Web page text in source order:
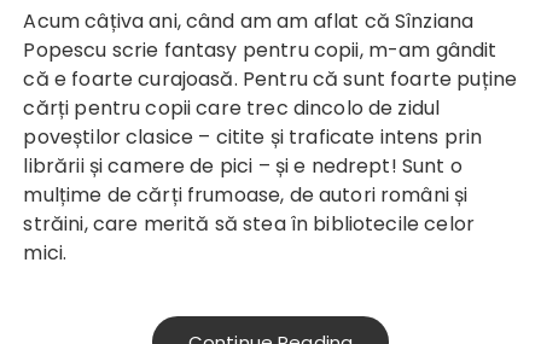
Acum câțiva ani, când am am aflat că Sînziana
Popescu scrie fantasy pentru copii, m-am gândit
că e foarte curajoasă. Pentru că sunt foarte puține
cărți pentru copii care trec dincolo de zidul
poveștilor clasice – citite și traficate intens prin
librării și camere de pici – și e nedrept! Sunt o
mulțime de cărți frumoase, de autori români și
străini, care merită să stea în bibliotecile celor
mici.